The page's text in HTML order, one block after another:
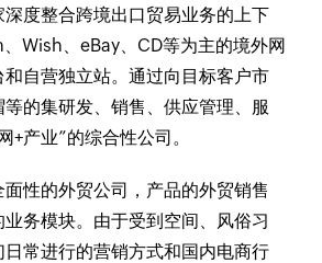
度整合跨境出口贸易业务的上下
Wish、eBay、CD等为主的境外网
自营独立站。通过向目标客户市
的集研发、销售、供应管理、服
+产业”的综合性公司。
性的外贸公司，产品的外贸销售
务模块。由于受到空间、风俗习
常进行的营销方式和国内电商行